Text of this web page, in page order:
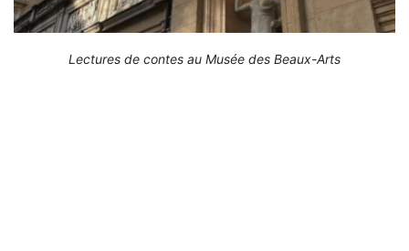
Lectures de contes au Musée des Beaux-Arts